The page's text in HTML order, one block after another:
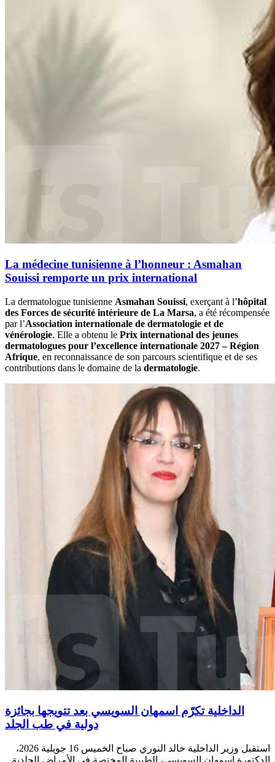
La médecine tunisienne à l’honneur : Asmahan
Souissi remporte un prix international
La dermatologue tunisienne Asmahan Souissi, exerçant à l’hôpital
des Forces de sécurité intérieure de La Marsa, a été récompensée
par l’Association internationale de dermatologie et de
vénérologie. Elle a obtenu le Prix international des jeunes
dermatologues pour l’excellence internationale 2027 – Région
Afrique, en reconnaissance de son parcours scientifique et de ses
contributions dans le domaine de la dermatologie.
الداخلية تكرّم اسمهان السويسي بعد تتويجها بجائزة
دولية في طب الجلد
استقبل وزير الداخلية خالد النوري صباح الخميس 16 جويلية 2026،